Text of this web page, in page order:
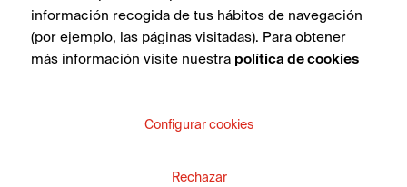
información recogida de tus hábitos de navegación
(por ejemplo, las páginas visitadas). Para obtener
más información visite nuestra política de cookies
Configurar cookies
Rechazar